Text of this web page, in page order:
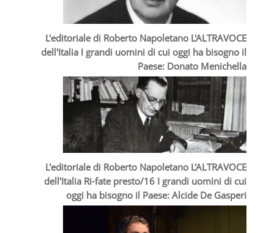
L'editoriale di Roberto Napoletano L'ALTRAVOCE
dell'Italia I grandi uomini di cui oggi ha bisogno il
Paese: Donato Menichella
L'editoriale di Roberto Napoletano L'ALTRAVOCE
dell'Italia Ri-fate presto/16 I grandi uomini di cui
oggi ha bisogno il Paese: Alcide De Gasperi